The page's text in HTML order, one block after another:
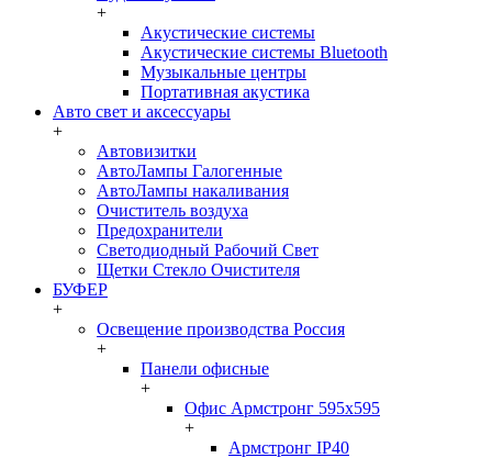
+
Акустические системы
Акустические системы Bluetooth
Музыкальные центры
Портативная акустика
Авто свет и аксессуары
+
Автовизитки
АвтоЛампы Галогенные
АвтоЛампы накаливания
Очиститель воздуха
Предохранители
Светодиодный Рабочий Свет
Щетки Стекло Очистителя
БУФЕР
+
Освещение производства Россия
+
Панели офисные
+
Офис Армстронг 595x595
+
Армстронг IP40